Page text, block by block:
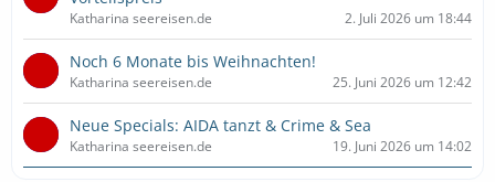
Katharina seereisen.de 2. Juli 2026 um 18:44
Noch 6 Monate bis Weihnachten!
Katharina seereisen.de 25. Juni 2026 um 12:42
Neue Specials: AIDA tanzt & Crime & Sea
Katharina seereisen.de 19. Juni 2026 um 14:02